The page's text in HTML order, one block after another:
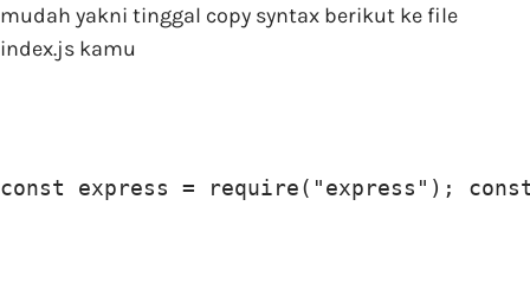
mudah yakni tinggal copy syntax berikut ke file
index.js kamu
const express = require("express");